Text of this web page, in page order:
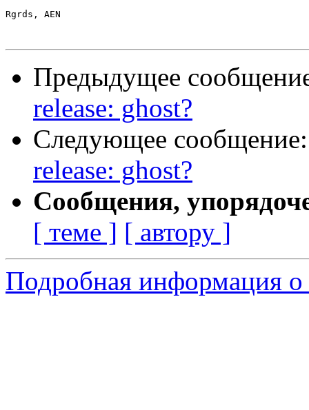
Rgrds, AEN
Предыдущее
release: ghost?
Следующее
release: ghost?
Сообщения,
[ теме ] [ автору ]
Подробная информация о